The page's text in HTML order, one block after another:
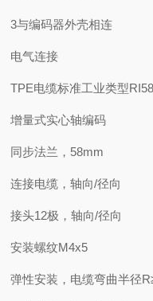
3与编码器外壳相连
电气连接
TPE电缆标准工业类型
增量式实心轴编码
同步法兰，58mm
连接电缆，轴向/径向
接头12极，轴向/径向
安装螺纹M4x5
弹性安装，电缆弯曲半径